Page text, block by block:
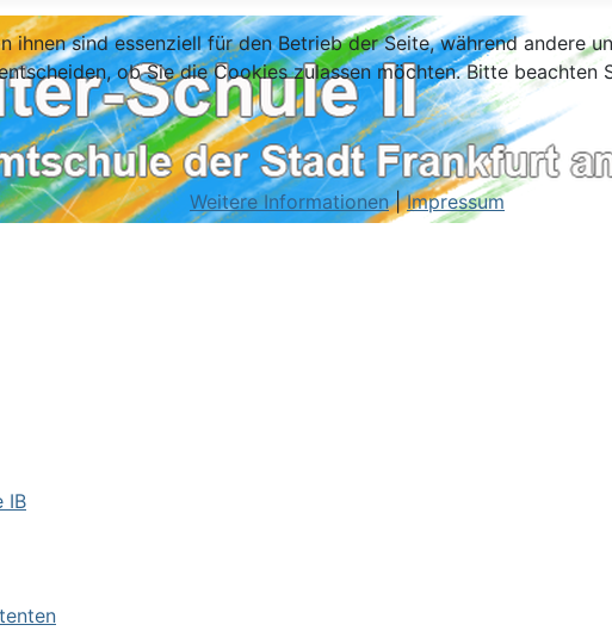
IB
ihnen sind essenziell für den Betrieb der Seite, während andere
ob Sie die Cookies zulassen möchten. Bitte
Weitere Informationen|Impressum